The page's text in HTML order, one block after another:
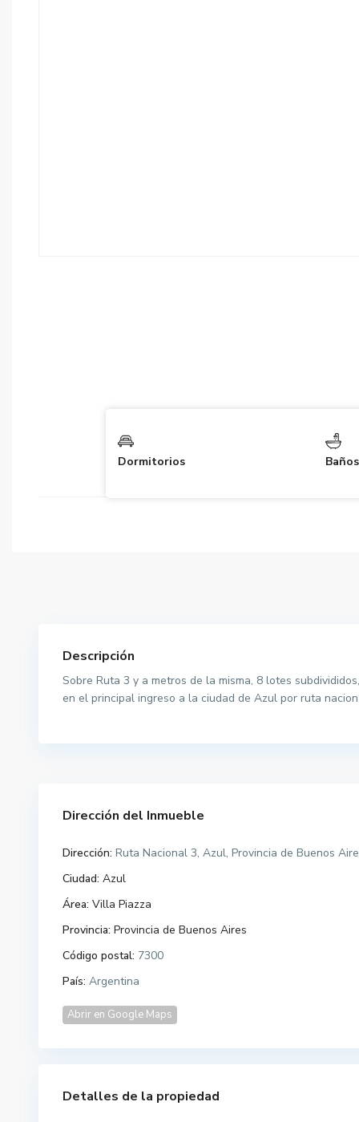
Dormitorios Baños
Descripción
Sobre Ruta 3 y a metros de la misma, 8 lotes
en el principal ingreso a la ciudad de Azul por ruta
Dirección del Inmueble
Dirección: Ruta Nacional 3, Azul, Provincia de Buenos
Ciudad: Azul
Área: Villa Piazza
Provincia: Provincia de Buenos Aires
Código postal: 7300
País: Argentina
Abrir en Google Maps
Detalles de la propiedad